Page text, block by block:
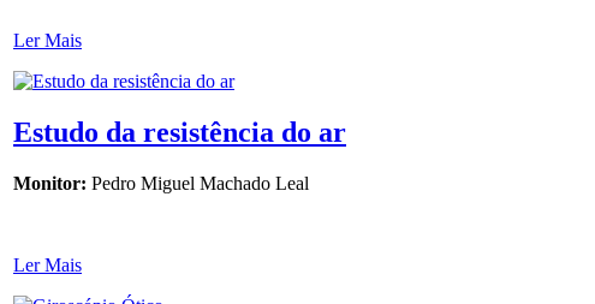
Ler Mais
Estudo da resistência do ar
Monitor: Pedro Miguel Machado Leal
Ler Mais